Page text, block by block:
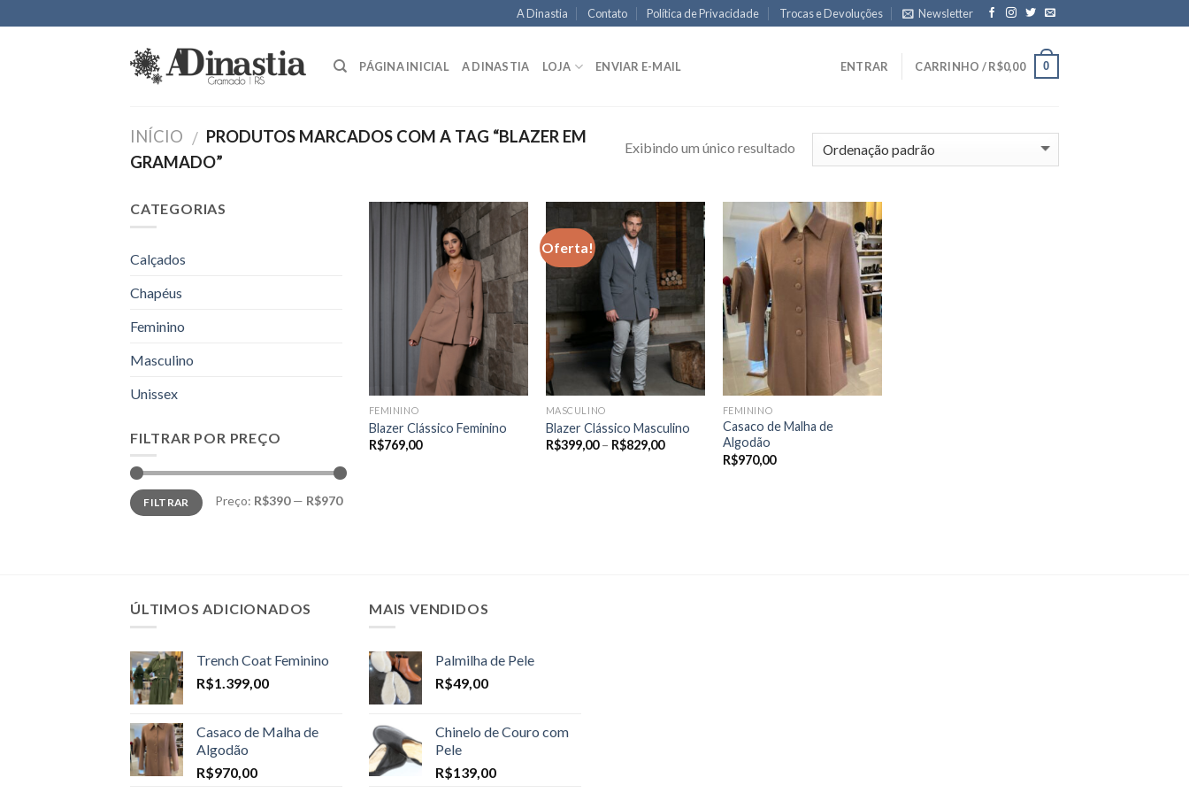
to
A Dinastia Contato Política de Privacidade Trocas e Devoluções Newsletter
PÁGINA INICIAL A DINASTIA LOJA ENVIAR E-MAIL ENTRAR CARRINHO /R$0,00 0
INÍCIO / PRODUTOS MARCADOS COM A TAG “BLAZER EM
GRAMADO”
Exibindo um único resultado
CATEGORIAS
Calçados
Chapéus
Feminino
Masculino
Unissex
FILTRAR POR PREÇO
Preço
mínimo
Preço
máximo
FILTRAR Preço: R$390— R$970
FEMININO
Blazer Clássico Feminino
R$769,00
Oferta!
MASCULINO
Blazer Clássico Masculino
R$399,00 – R$829,00Price
FEMININO
Casaco de Malha de
Algodão
R$970,00
ÚLTIMOS ADICIONADOS
Trench Coat Feminino
R$1.399,00
Casaco de Malha de
Algodão
R$970,00
MAIS VENDIDOS
Palmilha de Pele
R$49,00
Chinelo de Couro com
Pele
R$139,00